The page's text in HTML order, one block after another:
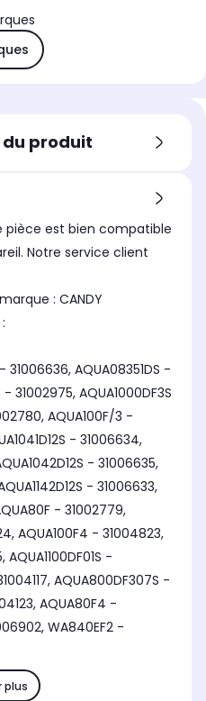
produit
est bien compatible
Notre service client
: CANDY
31006636, AQUA08351DS -
31002975, AQUA1000DF3S
AQUA100F/3 -
- 31006634,
- 31006635,
- 31006633,
- 31002779,
AQUA100F4 - 31004823,
-
AQUA800DF307S -
AQUA80F4 -
WA840EF2 -
plus